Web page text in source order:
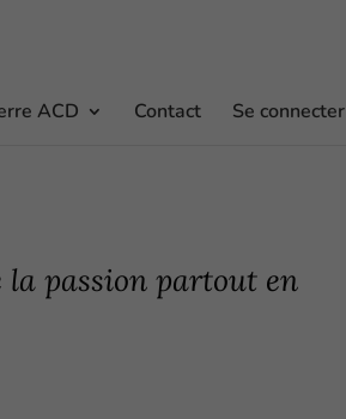
ACD Contact Se connecter
la passion partout en